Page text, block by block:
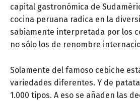
capital gastronómica de
cocina peruana radica en la
sabiamente interpretada por los
no sólo los de renombre
Solamente del famoso cebiche
variedades diferentes. Y de
1.000 tipos. A eso se añaden las